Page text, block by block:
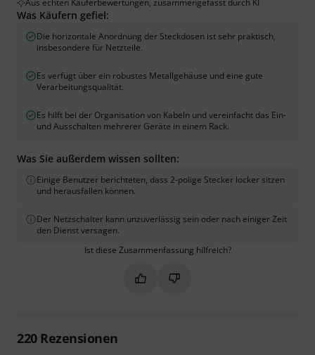
Was Käufern gefiel:
Die horizontale Anordnung der Steckdosen ist sehr praktisch,
insbesondere für Netzteile.
Es verfügt über ein robustes Metallgehäuse und eine gute
Verarbeitungsqualität.
Es hilft bei der Organisation von Kabeln und vereinfacht das Ein-
und Ausschalten mehrerer Geräte in einem Rack.
Was Sie außerdem wissen sollten:
Einige Benutzer berichteten, dass 2-polige Stecker locker sitzen
und herausfallen können.
Der Netzschalter kann unzuverlässig sein oder nach einiger Zeit
den Dienst versagen.
Ist diese Zusammenfassung hilfreich?
Markieren Sie diese
Markieren Sie diese
220Rezensionen